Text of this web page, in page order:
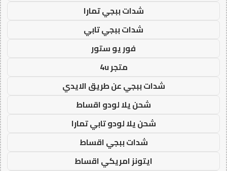
شدات ببجي تمارا
شدات ببجي تابي
فور يو ستور
متجر 4u
شدات ببجي عن طريق الايدي
شحن يلا لودو اقساط
شحن يلا لودو تابي تمارا
شدات ببجي اقساط
ايتونز امريكي اقساط